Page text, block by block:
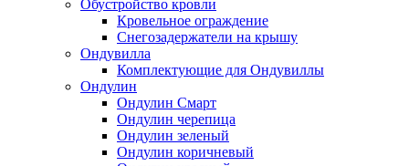
Обустройство кровли
Кровельное ограждение
Снегозадержатели на крышу
Ондувилла
Комплектующие для Ондувиллы
Ондулин
Ондулин Смарт
Ондулин черепица
Ондулин зеленый
Ондулин коричневый